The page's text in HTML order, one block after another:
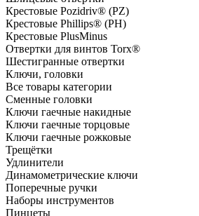
Крестовые Pozidriv® (PZ)
Крестовые Phillips® (PH)
Крестовые PlusMinus
Отвертки для винтов Torx®
Шестигранные отвертки
Ключи, головки
Все товары категории
Сменные головки
Ключи гаечные накидные
Ключи гаечные торцовые
Ключи гаечные рожковые
Трещётки
Удлинители
Динамометрические ключи
Поперечные ручки
Наборы инструментов
Пинцеты